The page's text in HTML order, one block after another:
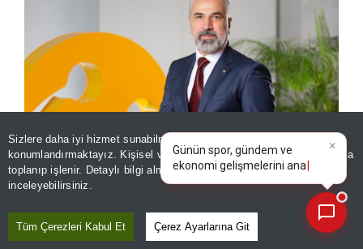
Sizlere daha iyi hizmet sunabilmek adına sitemizde
konumlandırmaktayız. Kişisel verileriniz, KVKK ve GDPR kapsamında
toplanıp işlenir. Detaylı bilgi almak içinAydınlatma Metnimizi
inceleyebilirsiniz.
Tüm Çerezleri Kabul Et Çerez Ayarlarına Git
Sorumlu Genel Müdür Yardımcısı Erkan Durdu
GNÇYTNK 2026’YA VERİ MERKEZİ
×
Günün spor, gündem ve
ekonomi gelişmelerini analiz
edin!|